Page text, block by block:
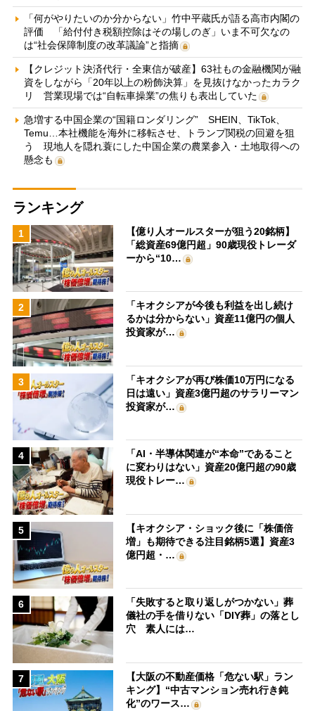
「何がやりたいのか分からない」竹中平蔵氏が語る高市内閣の
評価 「給付付き税額控除はその場しのぎ」いま不可欠なの
は“社会保障制度の改革議論”と指摘
【クレジット決済代行・全東信が破産】63社もの金融機関が融
資をしながら「20年以上の粉飾決算」を見抜けなかったカラク
リ 営業現場では“自転車操業”の焦りも表出していた
急増する中国企業の“国籍ロンダリング” SHEIN、TikTok、
Temu…本社機能を海外に移転させ、トランプ関税の回避を狙
う 現地人を隠れ蓑にした中国企業の農業参入・土地取得への
懸念も
ランキング
1
【億り人オールスターが狙う20銘柄】
「総資産69億円超」90歳現役トレーダ
ーから“10…
2
「キオクシアが今後も利益を出し続け
るかは分からない」資産11億円の個人
投資家が…
3
「キオクシアが再び株価10万円になる
日は遠い」資産3億円超のサラリーマン
投資家が…
4
「AI・半導体関連が“本命”であること
に変わりはない」資産20億円超の90歳
現役トレー…
5
【キオクシア・ショック後に「株価倍
増」も期待できる注目銘柄5選】資産3
億円超・…
6
「失敗すると取り返しがつかない」葬
儀社の手を借りない「DIY葬」の落とし
穴 素人には…
7
【大阪の不動産価格「危ない駅」ラン
キング】“中古マンション売れ行き鈍
化”のワース…